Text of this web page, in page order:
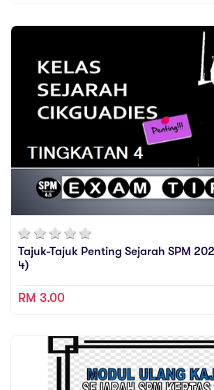
Tajuk-Tajuk Penting Sejarah SPM
4)
RM 3.00